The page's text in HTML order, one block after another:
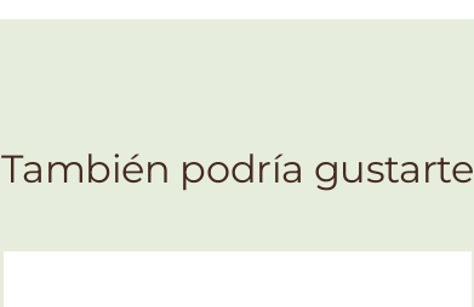
También podría gustarte